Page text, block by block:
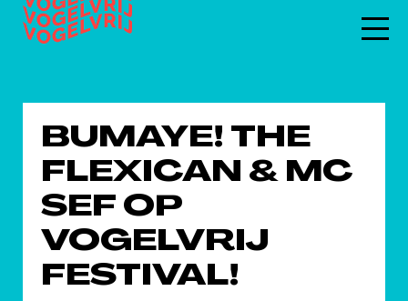
BUMAYE! THE
FLEXICAN & MC
SEF OP
VOGELVRIJ
FESTIVAL!